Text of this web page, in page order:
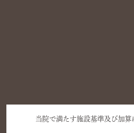
当院で満たす施設基準及び加算